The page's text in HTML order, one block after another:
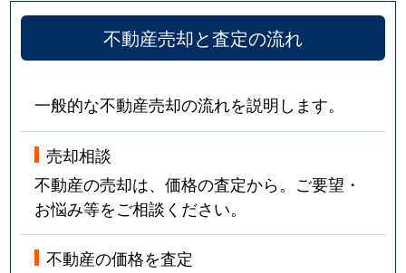
不動産売却と査定の流れ
一般的な不動産売却の流れを説明します。
売却相談
不動産の売却は、価格の査定から。ご要望・
お悩み等をご相談ください。
不動産の価格を査定